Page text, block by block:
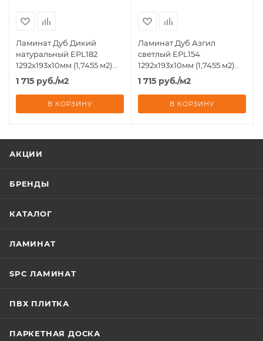
Ламинат Дуб Дикий
натуральный EPL182
1292х193х10мм (1,7455 м2)
7шт - 0,249м2 33 кл. CLIC
it,фаска
1 715 руб./м2
В КОРЗИНУ
Ламинат Дуб Азгил
светлый EPL154
1292х193х10мм (1,7455 м2)
7шт - 0,249м2 33 кл. CLIC
it,фаска
1 715 руб./м2
В КОРЗИНУ
АКЦИИ
БРЕНДЫ
КАТАЛОГ
ЛАМИНАТ
SPC ЛАМИНАТ
ПВХ ПЛИТКА
ПАРКЕТНАЯ ДОСКА